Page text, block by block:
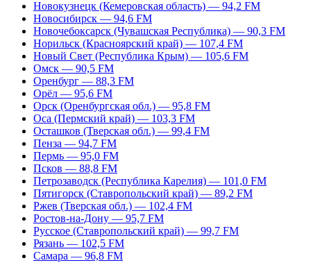
Новокузнецк (Кемеровская область) — 94,2 FM
Новосибирск — 94,6 FM
Новочебоксарск (Чувашская Республика) — 90,3 FM
Норильск (Красноярский край) — 107,4 FM
Новый Свет (Республика Крым) — 105,6 FM
Омск — 90,5 FM
Оренбург — 88,3 FM
Орёл — 95,6 FM
Орск (Оренбургская обл.) — 95,8 FM
Оса (Пермский край) — 103,3 FM
Осташков (Тверская обл.) — 99,4 FM
Пенза — 94,7 FM
Пермь — 95,0 FM
Псков — 88,8 FM
Петрозаводск (Республика Карелия) — 101,0 FM
Пятигорск (Ставропольский край) — 89,2 FM
Ржев (Тверская обл.) — 102,4 FM
Ростов-на-Дону — 95,7 FM
Русское (Ставропольский край) — 99,7 FM
Рязань — 102,5 FM
Самара — 96,8 FM